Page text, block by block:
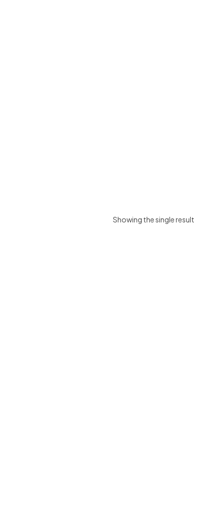
Showing the single result